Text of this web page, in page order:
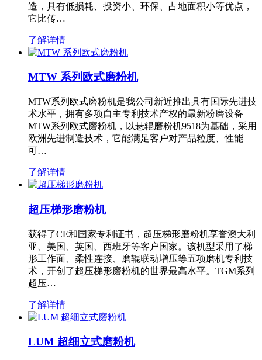
造，具有低损耗、投资小、环保、占地面积小等优点，
它比传…
了解详情
MTW 系列欧式磨粉机
MTW系列欧式磨粉机是我公司新近推出具有国际先进技
术水平，拥有多项自主专利技术产权的最新粉磨设备—
MTW系列欧式磨粉机，以悬辊磨粉机9518为基础，采用
欧洲先进制造技术，它能满足客户对产品粒度、性能
可…
了解详情
超压梯形磨粉机
获得了CE和国家专利证书，超压梯形磨粉机享誉澳大利
亚、美国、英国、西班牙等客户国家。该机型采用了梯
形工作面、柔性连接、磨辊联动增压等五项磨机专利技
术，开创了超压梯形磨粉机的世界最高水平。TGM系列
超压…
了解详情
LUM 超细立式磨粉机